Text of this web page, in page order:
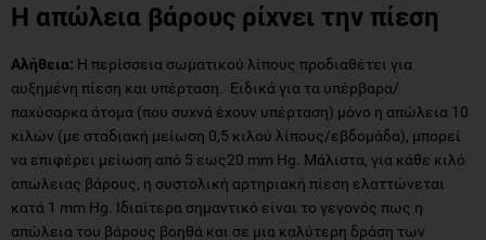
Η απώλεια βάρους ρίχνει την πίεση
Αλήθεια: Η περίσσεια σωματικού λίπους προδιαθέτει για
αυξημένη πίεση και υπέρταση. Ειδικά για τα υπέρβαρα/
παχύσαρκα άτομα (που συχνά έχουν υπέρταση) μόνο η απώλεια 10
κιλών (με σταδιακή μείωση 0,5 κιλού λίπους/εβδομάδα), μπορεί
να επιφέρει μείωση από 5 εως20 mm Hg. Μάλιστα, για κάθε κιλό
απώλειας βάρους, η συστολική αρτηριακή πίεση ελαττώνεται
κατά 1 mm Hg. Ιδιαίτερα σημαντικό είναι το γεγονός πως η
απώλεια του βάρους βοηθά και σε μια καλύτερη δράση των